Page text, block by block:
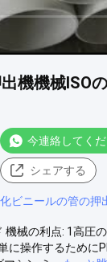
機機械ISO
今連絡してく
シェアする
ビニールの管の押
機械の利点: 1高圧
に操作するために